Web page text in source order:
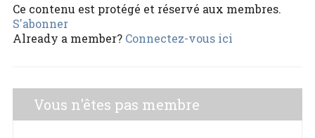
Ce contenu est protégé et réservé aux membres.
S'abonner
Already a member? Connectez-vous ici
Vous n'êtes pas membre